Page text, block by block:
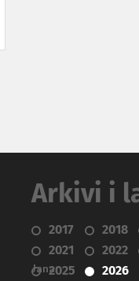
Arkivi i
2017 2018
2021
2022
2025
2026
Janar